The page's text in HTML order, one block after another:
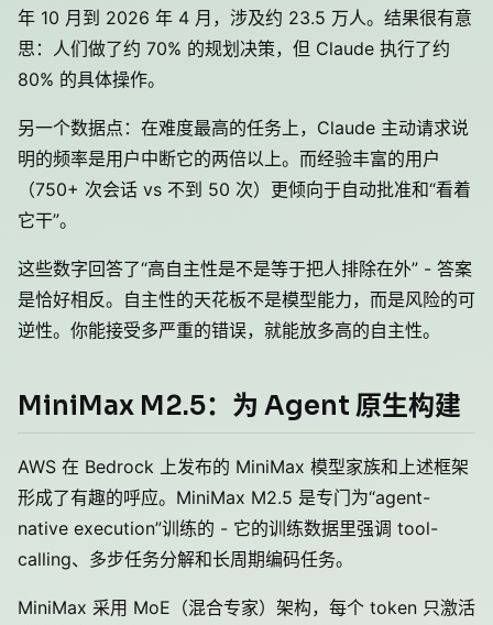
年 10 月到 2026 年 4 月，涉及约 23.5 万人。结果很有意
思：人们做了约 70% 的规划决策，但 Claude 执行了约
80% 的具体操作。
另一个数据点：在难度最高的任务上，Claude 主动请求说
明的频率是用户中断它的两倍以上。而经验丰富的用户
（750+ 次会话 vs 不到 50 次）更倾向于自动批准和“看着
它干”。
这些数字回答了“高自主性是不是等于把人排除在外” - 答案
是恰好相反。自主性的天花板不是模型能力，而是风险的可
逆性。你能接受多严重的错误，就能放多高的自主性。
MiniMax M2.5：为 Agent 原生构建
AWS 在 Bedrock 上发布的 MiniMax 模型家族和上述框架
形成了有趣的呼应。MiniMax M2.5 是专门为“agent-
native execution”训练的 - 它的训练数据里强调 tool-
calling、多步任务分解和长周期编码任务。
MiniMax 采用 MoE（混合专家）架构，每个 token 只激活